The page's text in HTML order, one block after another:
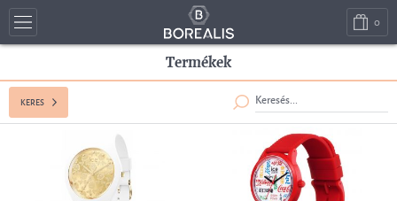
0
Termékek
KERES